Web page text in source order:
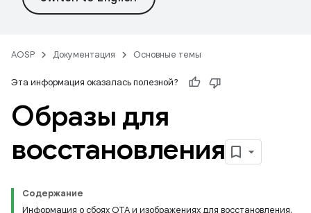
AOSP Документация Основные темы
Эта информация оказалась полезной?
Образы для
восстановления
Содержание
Информация о сбоях OTA и изображениях для восстановления.